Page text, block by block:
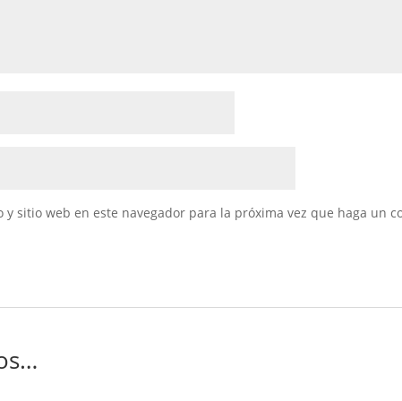
sitio web en este navegador para la próxima vez que haga un